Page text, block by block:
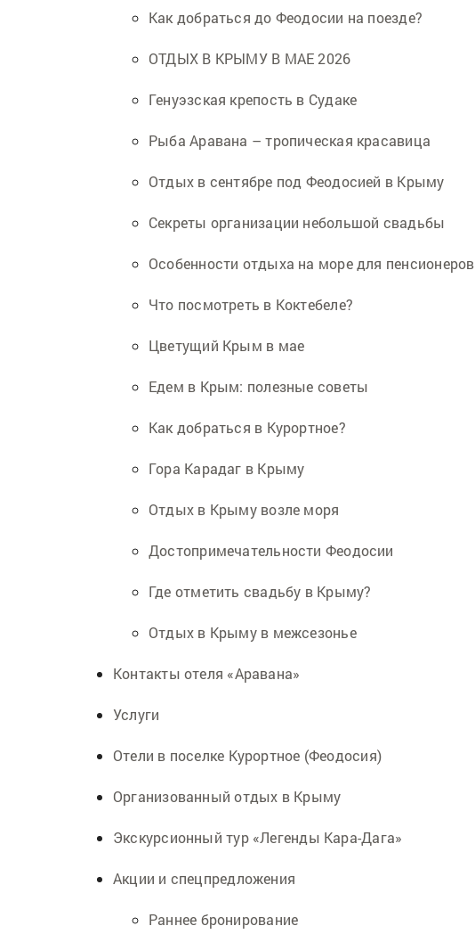
Как добраться до Феодосии на поезде?
ОТДЫХ В КРЫМУ В МАЕ 2026
Генуэзская крепость в Судаке
Рыба Аравана – тропическая красавица
Отдых в сентябре под Феодосией в Крыму
Секреты организации небольшой свадьбы
Особенности отдыха на море для пенсионеров
Что посмотреть в Коктебеле?
Цветущий Крым в мае
Едем в Крым: полезные советы
Как добраться в Курортное?
Гора Карадаг в Крыму
Отдых в Крыму возле моря
Достопримечательности Феодосии
Где отметить свадьбу в Крыму?
Отдых в Крыму в межсезонье
Контакты отеля «Аравана»
Услуги
Отели в поселке Курортное (Феодосия)
Организованный отдых в Крыму
Экскурсионный тур «Легенды Кара-Дага»
Акции и спецпредложения
Раннее бронирование